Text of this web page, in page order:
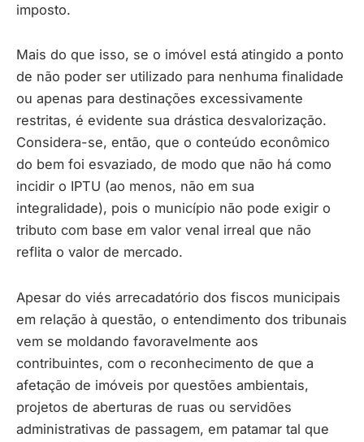
imposto.
Mais do que isso, se o imóvel está atingido a ponto
de não poder ser utilizado para nenhuma finalidade
ou apenas para destinações excessivamente
restritas, é evidente sua drástica desvalorização.
Considera-se, então, que o conteúdo econômico
do bem foi esvaziado, de modo que não há como
incidir o IPTU (ao menos, não em sua
integralidade), pois o município não pode exigir o
tributo com base em valor venal irreal que não
reflita o valor de mercado.
Apesar do viés arrecadatório dos fiscos municipais
em relação à questão, o entendimento dos tribunais
vem se moldando favoravelmente aos
contribuintes, com o reconhecimento de que a
afetação de imóveis por questões ambientais,
projetos de aberturas de ruas ou servidões
administrativas de passagem, em patamar tal que